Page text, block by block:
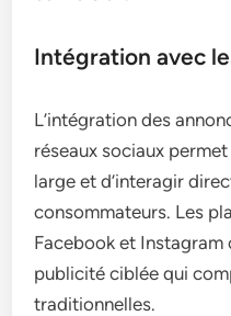
Intégration avec
L’intégration des
réseaux sociaux
large et d’interagir
consommateurs. Les
Facebook et
publicité ciblée qui
traditionnelles.